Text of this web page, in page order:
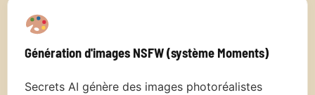
Génération d'images NSFW (système Moments)
Secrets AI génère des images photoréalistes